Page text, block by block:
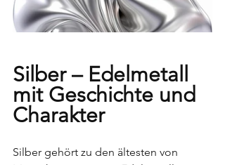
Silber – Edelmetall
mit Geschichte und
Charakter
Silber gehört zu den ältesten von